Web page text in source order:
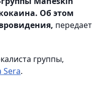
Об этом
передает
группы,
Sera.